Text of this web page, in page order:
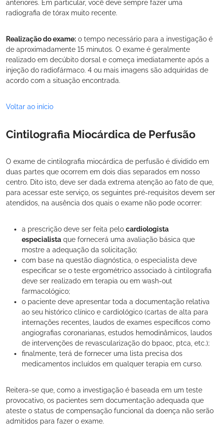
anteriores. Em particular, você deve sempre fazer uma
radiografia de tórax muito recente.
Realização do exame: o tempo necessário para a investigação é
de aproximadamente 15 minutos. O exame é geralmente
realizado em decúbito dorsal e começa imediatamente após a
injeção do radiofármaco. 4 ou mais imagens são adquiridas de
acordo com a situação encontrada.
Voltar ao início
Cintilografia Miocárdica de Perfusão
O exame de cintilografia miocárdica de perfusão é dividido em
duas partes que ocorrem em dois dias separados em nosso
centro. Dito isto, deve ser dada extrema atenção ao fato de que,
para acessar este serviço, os seguintes pré-requisitos devem ser
atendidos, na ausência dos quais o exame não pode ocorrer:
a prescrição deve ser feita pelo cardiologista
especialista que fornecerá uma avaliação básica que
mostre a adequação da solicitação;
com base na questão diagnóstica, o especialista deve
especificar se o teste ergométrico associado à cintilografia
deve ser realizado em terapia ou em wash-out
farmacológico;
o paciente deve apresentar toda a documentação relativa
ao seu histórico clínico e cardiológico (cartas de alta para
internações recentes, laudos de exames específicos como
angiografias coronarianas, estudos hemodinâmicos, laudos
de intervenções de revascularização do bpaoc, ptca, etc.);
finalmente, terá de fornecer uma lista precisa dos
medicamentos incluídos em qualquer terapia em curso.
Reitera-se que, como a investigação é baseada em um teste
provocativo, os pacientes sem documentação adequada que
ateste o status de compensação funcional da doença não serão
admitidos para fazer o exame.